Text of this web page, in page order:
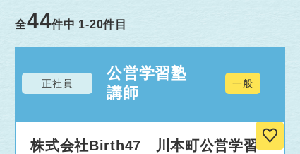
全44件中 1-20件目
正社員
公営学習塾
講師
一般
株式会社Birth47 川本町公営学習